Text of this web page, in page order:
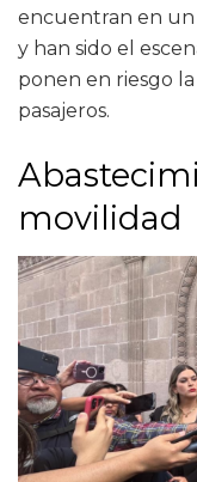
encuentran en un
y han sido el
ponen en riesgo
pasajeros.
movilidad